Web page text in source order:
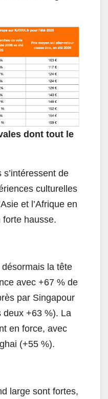
dont tout le
de
culturelles
et l’Afrique en
hausse.
la tête
avec +67 % de
par Singapour
deux +63 %). La
en force, avec
(+55 %).
large sont fortes,